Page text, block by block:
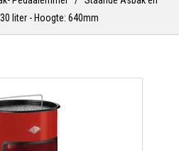
liter - Hoogte: 640mm